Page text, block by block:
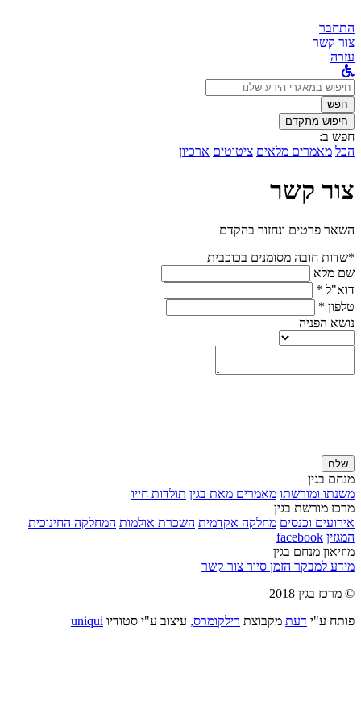
התחבר
צור קשר
עזרה
לחפש
ב:חפש
חיפוש מתקדם
חפש ב:
הכל מאמרים מלאים ציטוטים ארכיון
צור קשר
השאר פרטים ונחזור בהקדם
*שדות חובה מסומנים בכוכבית
שם מלא
דוא"ל *
טלפון *
נושא הפניה
שלח
מנחם בגין
משנתו ומורשתו מאמרים מאת בגין תולדות חייו
מרכז מורשת בגין
אירועים וכנסים מחלקה אקדמית השכרת אולמות המחלקה החינוכית
המגזין facebook
מוזיאון מנחם בגין
מידע למבקר הזמן סיור צור קשר
© מרכז בגין 2018
פותח ע"י דעת מקבוצת רילקומרס, עיצוב ע"י סטודיו uniqui